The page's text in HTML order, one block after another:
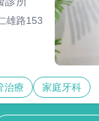
雄路153
治療 家庭牙科